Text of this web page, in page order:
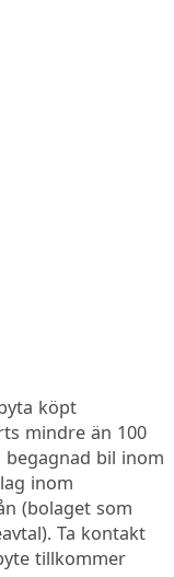
köpt
mindre än 100
bil inom
inom
(bolaget som
Ta kontakt
tillkommer